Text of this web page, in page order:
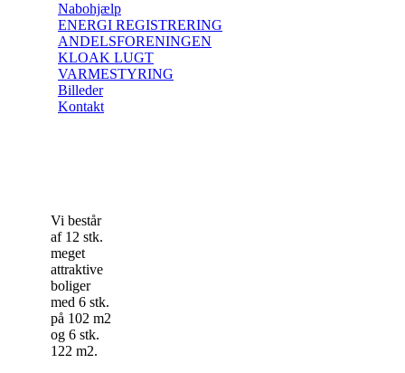
Nabohjælp
ENERGI REGISTRERING
ANDELSFORENINGEN
KLOAK LUGT
VARMESTYRING
Billeder
Kontakt
Vi består
af 12 stk.
meget
attraktive
boliger
med 6 stk.
på 102 m2
og 6 stk.
122 m2.